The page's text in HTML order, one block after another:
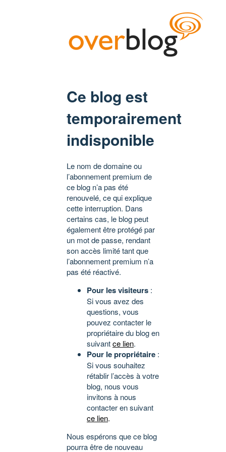
Ce blog est
temporairement
indisponible
Le nom de domaine ou
l’abonnement premium de
ce blog n’a pas été
renouvelé, ce qui explique
cette interruption. Dans
certains cas, le blog peut
également être protégé par
un mot de passe, rendant
son accès limité tant que
l’abonnement premium n’a
pas été réactivé.
Pour les visiteurs :
Si vous avez des
questions, vous
pouvez contacter le
propriétaire du blog en
suivantce lien.
Pour le propriétaire :
Si vous souhaitez
rétablir l’accès à votre
blog, nous vous
invitons à nous
contacter en suivant
ce lien.
Nous espérons que ce blog
pourra être de nouveau